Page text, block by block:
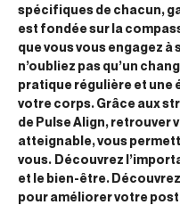
spécifiques de chacun,
est fondée sur la
que vous vous engagez
n’oubliez pas qu’un
pratique régulière et une
votre corps. Grâce aux
de Pulse Align, retrouver
atteignable, vous
vous. Découvrez
et le bien-être.
pour améliorer votre